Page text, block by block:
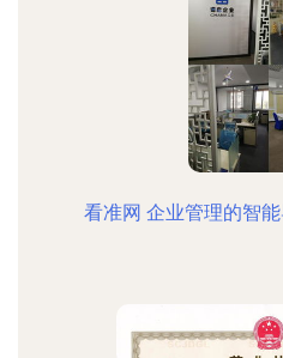
看准网 企业管理的智